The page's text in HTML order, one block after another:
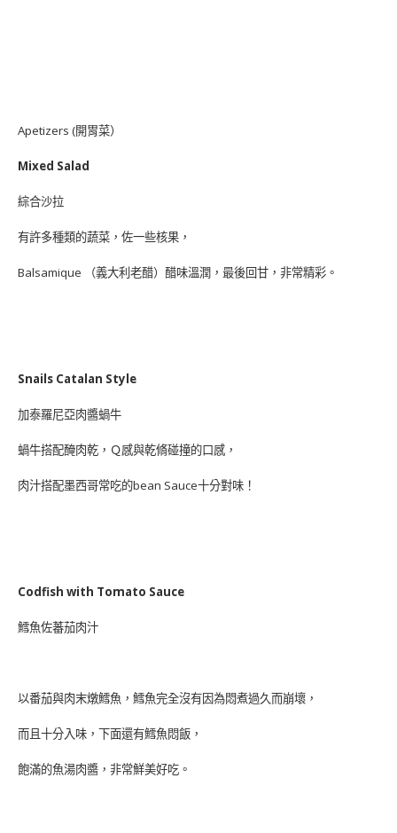
Apetizers (開胃菜）
Mixed Salad
綜合沙拉
有許多種類的蔬菜，佐一些核果，
Balsamique （義大利老醋）醋味溫潤，最後回甘，非常精彩。
Snails Catalan Style
加泰羅尼亞肉醬蝸牛
蝸牛搭配醃肉乾，Ｑ感與乾脩碰撞的口感，
肉汁搭配墨西哥常吃的bean Sauce十分對味！
Codfish with Tomato Sauce
鱈魚佐蕃茄肉汁
以番茄與肉末燉鱈魚，鱈魚完全沒有因為悶煮過久而崩壞，
而且十分入味，下面還有鱈魚悶飯，
飽滿的魚湯肉醬，非常鮮美好吃。